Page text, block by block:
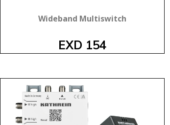
EXD 154
Wideband Multiswitch